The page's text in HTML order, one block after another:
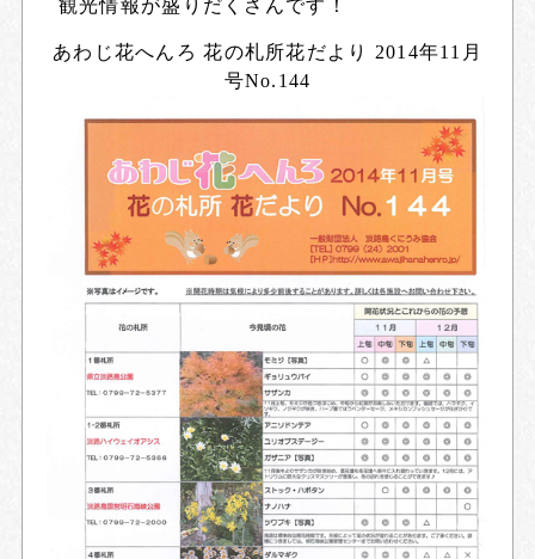
観光情報が盛りだくさんです！
あわじ花へんろ 花の札所花だより 2014年11月
号No.144